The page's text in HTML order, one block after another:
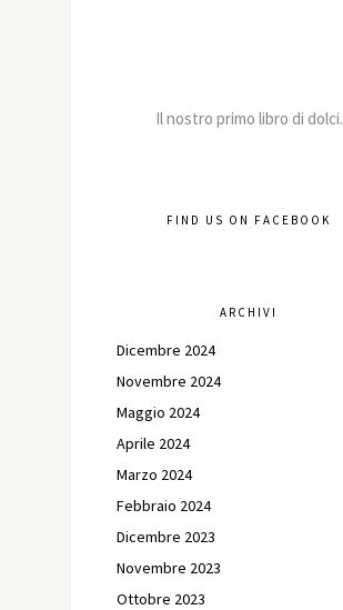
Il nostro primo libro di dolci.
FIND US ON FACEBOOK
ARCHIVI
Dicembre 2024
Novembre 2024
Maggio 2024
Aprile 2024
Marzo 2024
Febbraio 2024
Dicembre 2023
Novembre 2023
Ottobre 2023